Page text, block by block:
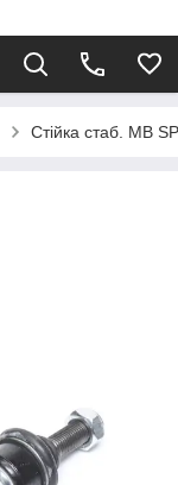
Стійка стаб. MB